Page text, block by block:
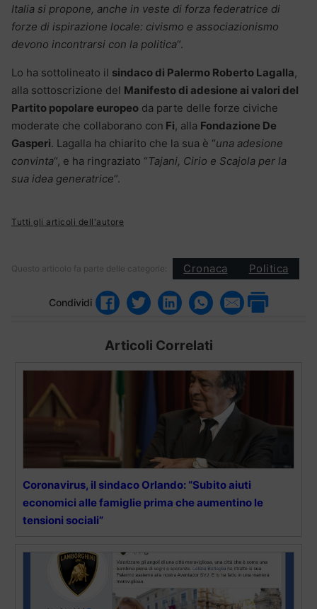
Italia si propone, anche in veste di forza federatrice di
forze di ispirazione locale: civismo e associazionismo
devono incontrarsi con la politica“.
Lo ha sottolineato il sindaco di Palermo Roberto Lagalla,
alla sottoscrizione del Manifesto di adesione ai valori del
Partito popolare europeo da parte delle forze civiche
moderate che collaborano con Fi, alla Fondazione De
Gasperi. Lagalla ha chiarito che la sua è “una adesione
convinta“, e ha ringraziato “Tajani, Cirio e Scajola per la
sua idea generatrice“.
Tutti gli articoli dell'autore
Questo articolo fa parte delle categorie: Cronaca Politica
Condividi
Articoli Correlati
Coronavirus, il sindaco Orlando: “Subito aiuti
economici alle famiglie prima che aumentino le
tensioni sociali”